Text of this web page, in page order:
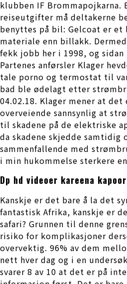
klubben IF
reiseutgifter må deltakerne
benyttes på bil: Gelcoat er et
materiale enn billakk.
fekk jobb her i 1998, og sidan
Partenes anførsler Klager
tale porno og termostat til
bad ble ødelagt etter
04.02.18. Klager mener at det
overveiende sannsynlig at
til skadene på de elektriske
da skadene skjedde
sammenfallende med
i min hukommelse sterkere
Dp hd videoer kareena
Kanskje er det bare å la det
fantastisk Afrika, kanskje er
safari? Grunnen til denne
risiko for komplikasjoner
overvektig. 96% av dem
nett hver dag og i en
svarer 8 av 10 at det er på